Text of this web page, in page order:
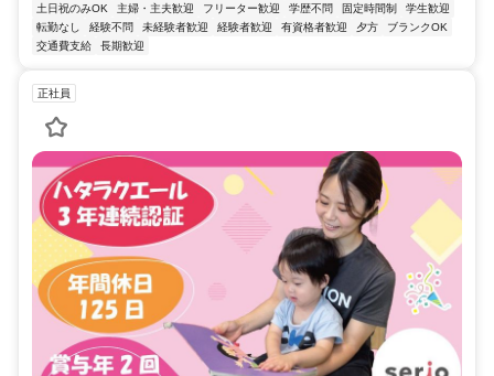
土日祝のみOK
主婦・主夫歓迎 フリーター歓迎 学歴不問 固定時間制
学生歓迎
転勤なし
経験不問 未経験者歓迎 経験者歓迎 有資格者歓迎 夕方
ブランクOK
交通費支給
長期歓迎
正社員